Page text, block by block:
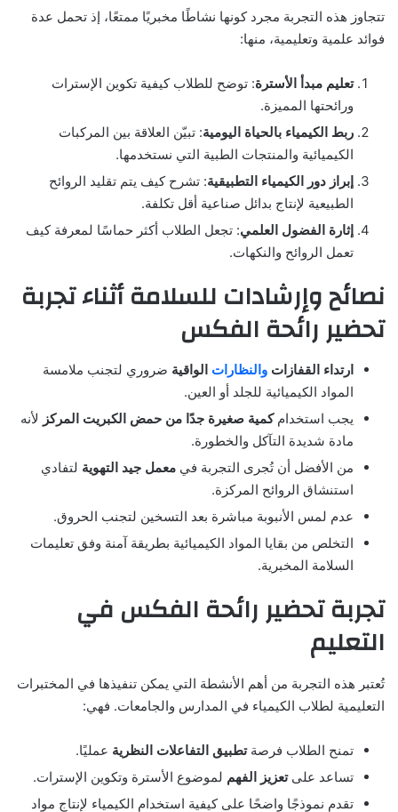
تتجاوز هذه التجربة مجرد كونها نشاطًا مخبريًا ممتعًا، إذ تحمل عدة
فوائد علمية وتعليمية، منها:
تعليم مبدأ الأسترة: توضح للطلاب كيفية تكوين الإسترات
ورائحتها المميزة.
ربط الكيمياء بالحياة اليومية: تبيّن العلاقة بين المركبات
الكيميائية والمنتجات الطبية التي نستخدمها.
إبراز دور الكيمياء التطبيقية: تشرح كيف يتم تقليد الروائح
الطبيعية لإنتاج بدائل صناعية أقل تكلفة.
إثارة الفضول العلمي: تجعل الطلاب أكثر حماسًا لمعرفة كيف
تعمل الروائح والنكهات.
نصائح وإرشادات للسلامة أثناء تجربة
تحضير رائحة الفكس
ارتداء القفازات والنظارات الواقية ضروري لتجنب ملامسة
المواد الكيميائية للجلد أو العين.
يجب استخدامكمية صغيرة جدًا من حمض الكبريت المركز لأنه
مادة شديدة التآكل والخطورة.
من الأفضل أن تُجرى التجربة في معمل جيد التهوية لتفادي
استنشاق الروائح المركزة.
عدم لمس الأنبوبة مباشرة بعد التسخين لتجنب الحروق.
التخلص من بقايا المواد الكيميائية بطريقة آمنة وفق تعليمات
السلامة المخبرية.
تجربة تحضير رائحة الفكس في
التعليم
تُعتبر هذه التجربة من أهم الأنشطة التي يمكن تنفيذها في المختبرات
التعليمية لطلاب الكيمياء في المدارس والجامعات. فهي:
تمنح الطلاب فرصةتطبيق التفاعلات النظرية عمليًا.
تساعد علىتعزيز الفهم لموضوع الأسترة وتكوين الإسترات.
تقدم نموذجًا واضحًا على كيفية استخدام الكيمياء لإنتاج مواد